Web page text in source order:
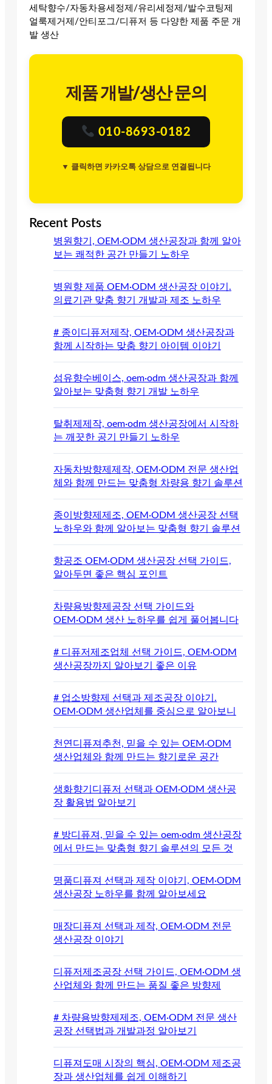
세탁향수/자동차용세정제/유리세정제/발수코팅제
얼룩제거제/안티포그/디퓨저 등 다양한 제품 주문 개
발 생산
제품 개발/생산 문의
010-8693-0182
▼ 클릭하면 카카오톡 상담으로 연결됩니다
Recent Posts
병원향기, OEM·ODM 생산공장과 함께 알아
보는 쾌적한 공간 만들기 노하우
병원향 제품 OEM·ODM 생산공장 이야기.
의료기관 맞춤 향기 개발과 제조 노하우
# 종이디퓨저제작, OEM·ODM 생산공장과
함께 시작하는 맞춤 향기 아이템 이야기
섬유향수베이스, oem·odm 생산공장과 함께
알아보는 맞춤형 향기 개발 노하우
탈취제제작, oem·odm 생산공장에서 시작하
는 깨끗한 공기 만들기 노하우
자동차방향제제작, OEM·ODM 전문 생산업
체와 함께 만드는 맞춤형 차량용 향기 솔루션
종이방향제제조, OEM·ODM 생산공장 선택
노하우와 함께 알아보는 맞춤형 향기 솔루션
향공조 OEM·ODM 생산공장 선택 가이드,
알아두면 좋은 핵심 포인트
차량용방향제공장 선택 가이드와
OEM·ODM 생산 노하우를 쉽게 풀어봅니다
# 디퓨저제조업체 선택 가이드, OEM·ODM
생산공장까지 알아보기 좋은 이유
# 업소방향제 선택과 제조공장 이야기.
OEM·ODM 생산업체를 중심으로 알아보니
천연디퓨져추천, 믿을 수 있는 OEM·ODM
생산업체와 함께 만드는 향기로운 공간
생화향기디퓨저 선택과 OEM·ODM 생산공
장 활용법 알아보기
# 방디퓨져, 믿을 수 있는 oem·odm 생산공장
에서 만드는 맞춤형 향기 솔루션의 모든 것
명품디퓨져 선택과 제작 이야기, OEM·ODM
생산공장 노하우를 함께 알아보세요
매장디퓨져 선택과 제작, OEM·ODM 전문
생산공장 이야기
디퓨저제조공장 선택 가이드, OEM·ODM 생
산업체와 함께 만드는 품질 좋은 방향제
# 차량용방향제제조, OEM·ODM 전문 생산
공장 선택법과 개발과정 알아보기
디퓨져도매 시장의 핵심, OEM·ODM 제조공
장과 생산업체를 쉽게 이해하기